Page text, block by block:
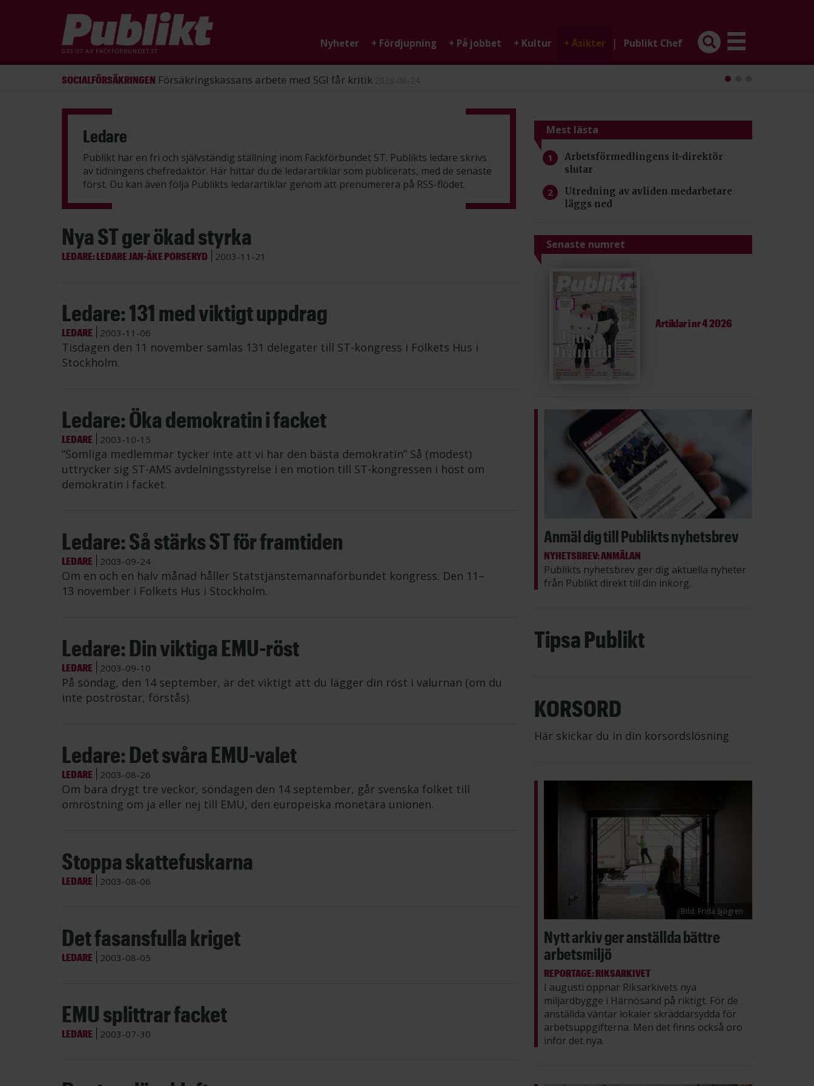
GES UT AV FACKFÖRBUNDET ST
Nyheter + Fördjupning + På jobbet + Kultur + Åsikter | Publikt Chef
ARBETSRÄTT ST förlorade mål mot Energimyndigheten 2026-06-25
Ledare
Publikt har en fri och självständig ställning inom Fackförbundet ST. Publikts ledare skrivs
av tidningens chefredaktör. Här hittar du de ledarartiklar som publicerats, med de senaste
först. Du kan även följa Publikts ledarartiklar genom att prenumerera på RSS-flödet.
Nya ST ger ökad styrka
LEDARE: LEDARE JAN-ÅKE PORSERYD 2003-11-21
Ledare: 131 med viktigt uppdrag
LEDARE 2003-11-06
Tisdagen den 11 november samlas 131 delegater till ST-kongress i Folkets Hus i
Stockholm.
Ledare: Öka demokratin i facket
LEDARE 2003-10-15
”Somliga medlemmar tycker inte att vi har den bästa demokratin” Så (modest)
uttrycker sig ST-AMS avdelningsstyrelse i en motion till ST-kongressen i höst om
demokratin i facket.
Ledare: Så stärks ST för framtiden
LEDARE 2003-09-24
Om en och en halv månad håller Statstjänstemannaförbundet kongress. Den 11–
13 november i Folkets Hus i Stockholm.
Ledare: Din viktiga EMU-röst
LEDARE 2003-09-10
På söndag, den 14 september, är det viktigt att du lägger din röst i valurnan (om du
inte poströstar, förstås).
Ledare: Det svåra EMU-valet
LEDARE 2003-08-26
Om bara drygt tre veckor, söndagen den 14 september, går svenska folket till
omröstning om ja eller nej till EMU, den europeiska monetära unionen.
Stoppa skattefuskarna
LEDARE 2003-08-06
Det fasansfulla kriget
LEDARE 2003-08-05
EMU splittrar facket
LEDARE 2003-07-30
Mest lästa
Arbetsförmedlingens it-direktör
slutar
Utredning av avliden medarbetare
läggs ned
Senaste numret
Artiklar inr 4 2026
Anmäl dig till Publikts nyhetsbrev
NYHETSBREV: ANMÄLAN
Publikts nyhetsbrev ger dig aktuella nyheter
från Publikt direkt till din inkorg.
Tipsa Publikt
KORSORD
Här skickar du in din korsordslösning
Bild: Frida Sjögren
Nytt arkiv ger anställda bättre
arbetsmiljö
REPORTAGE: RIKSARKIVET
I augusti öppnar Riksarkivets nya
miljardbygge i Härnösand på riktigt. För de
anställda väntar lokaler skräddarsydda för
arbetsuppgifterna. Men det finns också oro
inför det nya.